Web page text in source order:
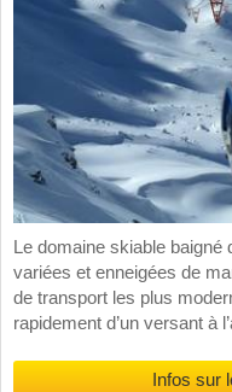
Le domaine skiable
variées et enneigées de
de transport les plus
rapidement d’un versant à
Infos sur